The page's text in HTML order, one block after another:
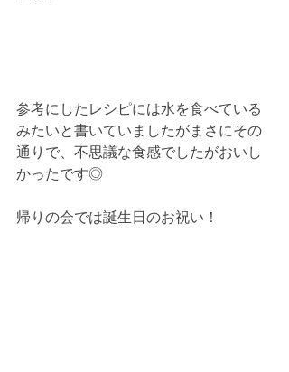
参考にしたレシピには水を食べている
みたいと書いていましたがまさにその
通りで、不思議な食感でしたがおいし
かったです◎
帰りの会では誕生日のお祝い！